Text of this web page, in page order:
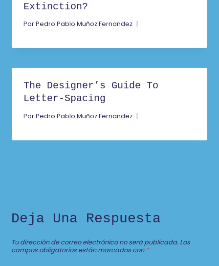
Extinction?
PorPedro Pablo Muñoz Fernandez
The Designer’s Guide To
Letter-Spacing
PorPedro Pablo Muñoz Fernandez
Deja Una Respuesta
Tu dirección de correo electrónico no será publicada. Los
campos obligatorios están marcados con *